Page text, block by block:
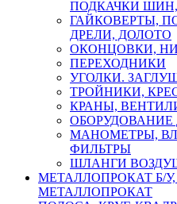
ПОДКАЧКИ
ГАЙКОВЕРТЫ,
ДРЕЛИ, ДОЛОТО
ОКОНЦОВКИ,
ПЕРЕХОДНИКИ
УГОЛКИ.
ТРОЙНИКИ,
КРАНЫ,
ОБОРУДОВАНИЕ
МАНОМЕТРЫ,
ФИЛЬТРЫ
ШЛАНГИ
МЕТАЛЛОПРОКАТ Б/
МЕТАЛЛОПРОКАТ